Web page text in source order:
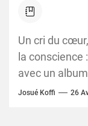
Un cri du
la conscience
avec un
Josué Koffi 26